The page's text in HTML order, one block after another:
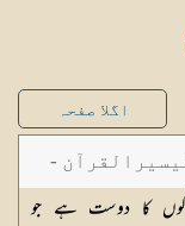
اگلا صفحہ
-
الرحمن
کا دوست ہے جو